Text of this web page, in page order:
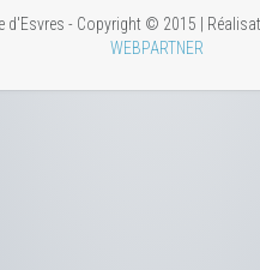
d'Esvres - Copyright © 2015 |
WEBPARTNER